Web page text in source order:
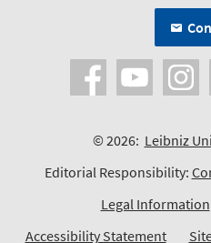
© 2026: Leibniz
Editorial Responsibility:
Legal Information
Accessibility Statement